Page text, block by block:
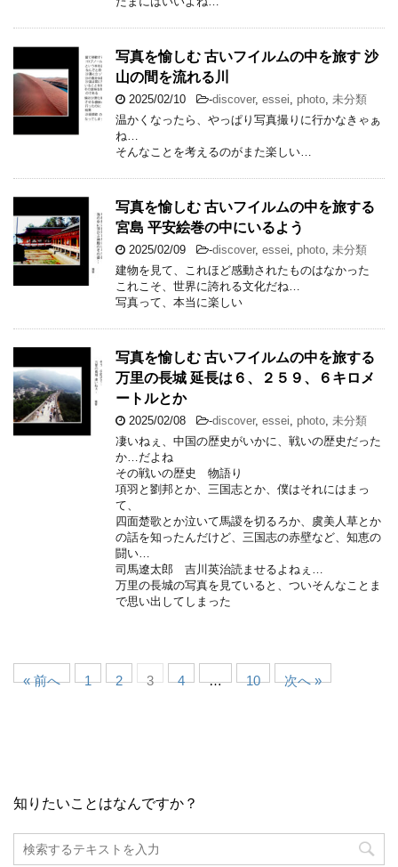
写真を愉しむ 古いフイルムの中を旅す 沙
山の間を流れる川
2025/02/10 -discover, essei photo 未分類
温かくなったら、やっぱり写真撮りに行かなきゃぁ
ね…
そんなことを考えるのがまた楽しい…
写真を愉しむ 古いフイルムの中を旅する
宮島 平安絵巻の中にいるよう
2025/02/09 -discover, essei photo 未分類
建物を見て、これほど感動されたものはなかった
これこそ、世界に誇れる文化だね…
写真って、本当に楽しい
写真を愉しむ 古いフイルムの中を旅する
万里の長城 延長は６、２５９、６キロメ
ートルとか
2025/02/08 -discover, essei photo 未分類
凄いねぇ、中国の歴史がいかに、戦いの歴史だった
か…だよね
その戦いの歴史 物語り
項羽と劉邦とか、三国志とか、僕はそれにはまっ
て、
四面楚歌とか泣いて馬謖を切るろか、虞美人草とか
の話を知ったんだけど、三国志の赤壁など、知恵の
闘い…
司馬遼太郎 吉川英治読ませるよねぇ…
万里の長城の写真を見ていると、ついそんなことま
で思い出してしまった
« 前へ 1 2 3 4 … 10 次へ »
知りたいことはなんですか？